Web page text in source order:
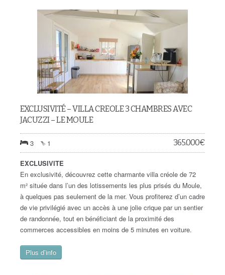
EXCLUSIVITÉ – VILLA CREOLE 3 CHAMBRES AVEC
JACUZZI – LE MOULE
3 1 365.000€
EXCLUSIVITE
En exclusivité, découvrez cette charmante villa créole de 72
m² située dans l’un des lotissements les plus prisés du Moule,
à quelques pas seulement de la mer. Vous profiterez d’un cadre
de vie privilégié avec un accès à une jolie crique par un sentier
de randonnée, tout en bénéficiant de la proximité des
commerces accessibles en moins de 5 minutes en voiture.
Plus d’info